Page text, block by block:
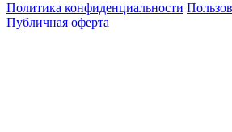
Политика конфиденциальности
Публичная оферта